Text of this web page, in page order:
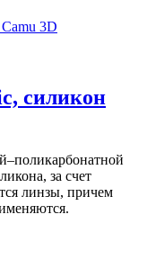
силикон
за счет
линзы, причем